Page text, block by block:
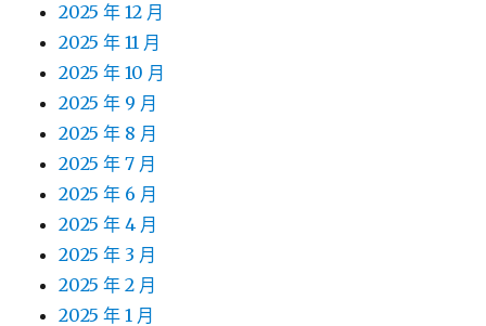
2025 年 12 月
2025 年 11 月
2025 年 10 月
2025 年 9 月
2025 年 8 月
2025 年 7 月
2025 年 6 月
2025 年 4 月
2025 年 3 月
2025 年 2 月
2025 年 1 月